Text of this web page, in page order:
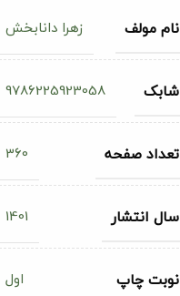
نام مولف زهرا دانابخش
شابک 9786225923058
تعداد صفحه 360
سال انتشار 1401
نوبت چاپ اول